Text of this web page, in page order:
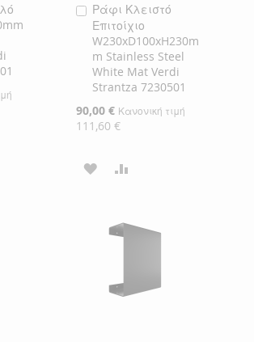
Ράφι Κλειστό
Επιτοίχιο
W230xD100xH230m
m Stainless Steel
White Mat Verdi
Strantza 7230501
Ειδική
Τιμή
90,00 € Κανονική τιμή
111,60 €
Προσθήκη
στο
Καλάθι
ΠΡΟΣΘΉΚΗ
ΛΊΣΤΑΣΎΓΚΡΙΣΗ